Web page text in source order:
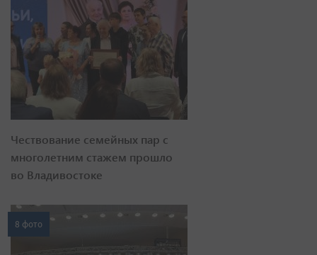
Чествование семейных пар с
многолетним стажем прошло
во Владивостоке
8 фото